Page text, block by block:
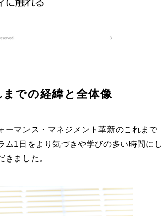
での経緯と全体像
ーマンス・マネジメント革新のこれまで
1日をより気づきや学びの多い時間にし
ました。